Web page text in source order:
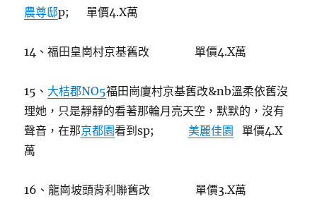
農尊邸p; 單價4.X萬
14、福田皇崗村京基舊改 單價4.X萬
15、 大桔郡NO5福田崗廈村京基舊改&nb溫柔依舊沒
理她，只是靜靜的看著那輪月亮天空，默默的，沒有
聲音，在那京都園看到sp;美麗佳園
單價4.X
萬
16、龍崗坡頭背利聯舊改 單價3.X萬